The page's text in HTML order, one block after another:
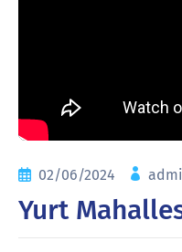
02/06/2024
Yurt